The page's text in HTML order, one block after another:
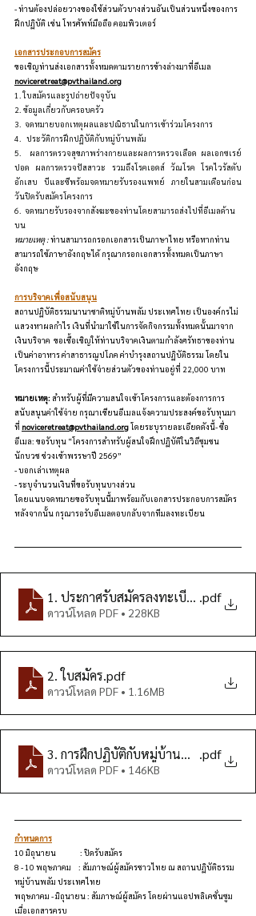
- ท่านต้องปล่อยวางของใช้ส่วนตัวบางส่วนอันเป็นส่วนหนึ่งของการ
ฝึกปฏิบัติ เช่น โทรศัพท์มือถือ คอมพิวเตอร์
เอกสารประกอบการสมัคร
ขอเชิญท่านส่งเอกสารทั้งหมดตามรายการข้างล่างมาที่อีเมล
noviceretreat@pvthailand.org
1. ใบสมัครและรูปถ่ายปัจจุบัน
2. ข้อมูลเกี่ยวกับครอบครัว
3.  จดหมายบอกเหตุผลและปณิธานในการเข้าร่วมโครงการ
4.   ประวัติการฝึกปฏิบัติกับหมู่บ้านพลัม
5.  ผลการตรวจสุขภาพร่างกายและผลการตรวจเลือด ผลเอกซเรย์
ปอด ผลการตรวจปัสสาวะ รวมถึงโรคเอดส์ วัณโรค โรคไวรัสตับ
อักเสบ บีและซีพร้อมจดหมายรับรองแพทย์ ภายในสามเดือนก่อน
วันปิดรับสมัครโครงการ
6.  จดหมายรับรองจากสังฆะของท่านโดยสามารถส่งไปที่อีเมลด้าน
บน
หมายเหตุ : ท่านสามารถกรอกเอกสารเป็นภาษาไทย หรือหากท่าน
สามารถใช้ภาษาอังกฤษได้ กรุณากรอกเอกสารทั้งหมดเป็นภาษา
อังกฤษ
การบริจาคเพื่อสนับสนุน
สถานปฏิบัติธรรมนานาชาติหมู่บ้านพลัม ประเทศไทย เป็นองค์กรไม่
แสวงหาผลกำไร เงินที่นำมาใช้ในการจัดกิจกรรมทั้งหมดนั้นมาจาก
เงินบริจาค  ขอเชื้อเชิญให้ท่านบริจาคเงินตามกำลังศรัทธาของท่าน
เป็นค่าอาหาร ค่าสาธารณูปโภค ค่าบำรุงสถานปฏิบัติธรรม โดยใน
โครงการนี้ประมาณค่าใช้จ่ายส่วนตัวของท่านอยู่ที่ 22,000 บาท
หมายเหตุ: สำหรับผู้ที่มีความสนใจเข้าโครงการและต้องการการ
สนับสนุนค่าใช้จ่าย กรุณาเขียนอีเมลแจ้งความประสงค์ขอรับทุนมา
ที่ noviceretreat@pvthailand.org โดยระบุรายละเอียดดังนี้- ชื่อ
อีเมล: ขอรับทุน “โครงการสำหรับผู้สนใจฝึกปฏิบัติในวิถีชุมชน
นักบวช ช่วงเข้าพรรษาปี 2569”
- บอกเล่าเหตุผล
- ระบุจำนวนเงินที่ขอรับทุนบางส่วน
โดยแนบจดหมายขอรับทุนนี้มาพร้อมกับเอกสารประกอบการสมัคร
หลังจากนั้น กรุณารอรับอีเมลตอบกลับจากทีมลงทะเบียน
1. ประกาศรับสมัครลงทะเบียน_2569
.pdf
ดาวน์โหลด PDF • 228KB
2. ใบสมัคร.pdf
ดาวน์โหลด PDF • 1.16MB
3. การฝึกปฏิบัติกับหมู่บ้านพลัม.pdf
ดาวน์โหลด PDF • 146KB
กำหนดการ
10 มิถุนายน	 : ปิดรับสมัคร
8 - 10 พฤษภาคม	: สัมภาษณ์ผู้สมัครชาวไทย ณ สถานปฏิบัติธรรม
หมู่บ้านพลัม ประเทศไทย
พฤษภาคม - มิถุนายน : สัมภาษณ์ผู้สมัคร โดยผ่านแอปพลิเคชั่นซูม
เมื่อเอกสารครบ